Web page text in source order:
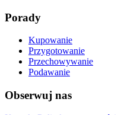
Porady
Kupowanie
Przygotowanie
Przechowywanie
Podawanie
Obserwuj nas